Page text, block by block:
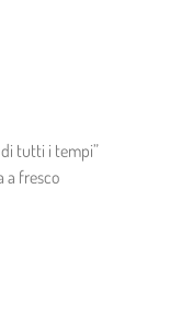
tutti i tempi”
a fresco